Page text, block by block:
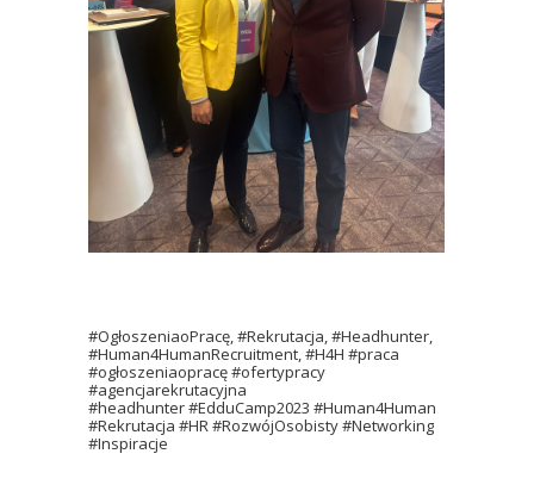
#OgłoszeniaoPracę, #Rekrutacja, #Headhunter,
#Human4HumanRecruitment, #H4H #praca
#ogłoszeniaopracę #ofertypracy
#agencjarekrutacyjna
#headhunter #EdduCamp2023 #Human4Human
#Rekrutacja #HR #RozwójOsobisty #Networking
#Inspiracje